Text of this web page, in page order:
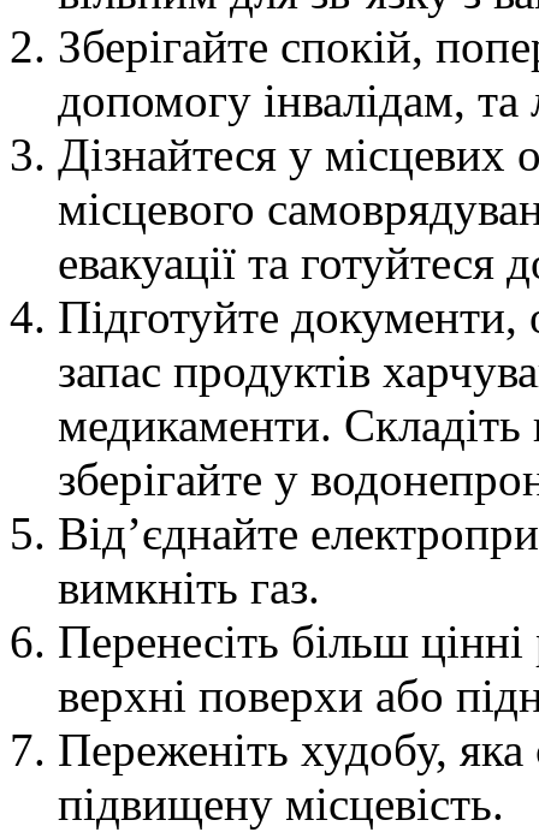
Зберігайте спокій,
допомогу інвалідам,
Дізнайтеся у місцевих
місцевого
евакуації та готуйтеся
Підготуйте документи,
запас продуктів
медикаменти. Складіть
зберігайте у
Від’єднайте
вимкніть газ.
Перенесіть більш
верхні поверхи або
Переженіть худобу,
підвищену місцевість.